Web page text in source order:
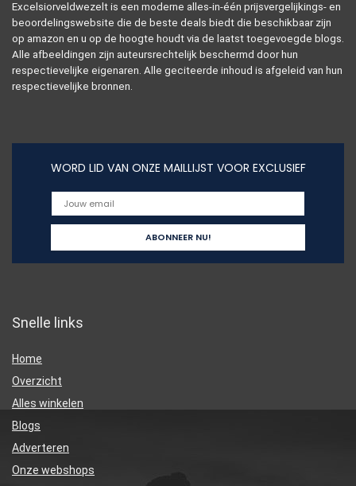
Excelsiorveldwezelt is een moderne alles-in-één prijsvergelijkings- en
beoordelingswebsite die de beste deals biedt die beschikbaar zijn
op amazon en u op de hoogte houdt via de laatst toegevoegde blogs.
Alle afbeeldingen zijn auteursrechtelijk beschermd door hun
respectievelijke eigenaren. Alle geciteerde inhoud is afgeleid van hun
respectievelijke bronnen.
WORD LID VAN ONZE MAILLIJST VOOR EXCLUSIEF
Snelle links
Home
Overzicht
Alles winkelen
Blogs
Adverteren
Onze webshops